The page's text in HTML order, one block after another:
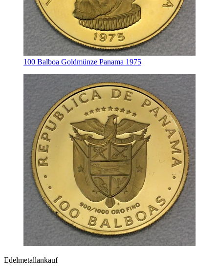
100 Balboa Goldmünze Panama 1975
Edelmetallankauf